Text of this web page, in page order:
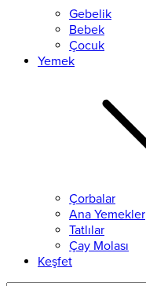
Gebelik
Bebek
Çocuk
Yemek
Çorbalar
Ana Yemekler
Tatlılar
Çay Molası
Keşfet